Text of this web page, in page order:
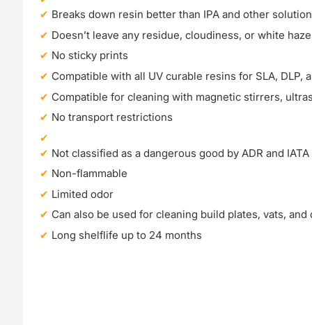
Breaks down resin better than IPA and other
Doesn’t leave any residue, cloudiness, or white haze
No sticky prints
Compatible with all UV curable resins for SLA, DLP,
Compatible for cleaning with magnetic stirrers,
No transport restrictions
Not classified as a dangerous good by ADR and IATA
Non-flammable
Limited odor
Can also be used for cleaning build plates, vats,
Long shelflife up to 24 months